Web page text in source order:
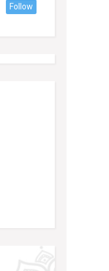
Follow